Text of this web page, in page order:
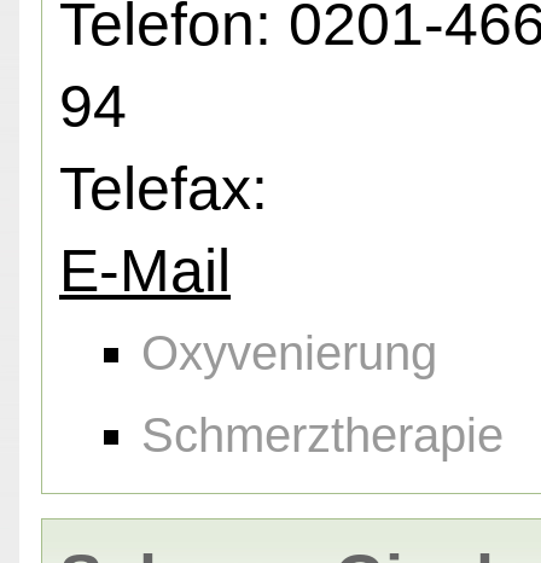
Telefon: 0201-
94
Telefax:
E-Mail
Oxyvenierung
Schmerztherapie